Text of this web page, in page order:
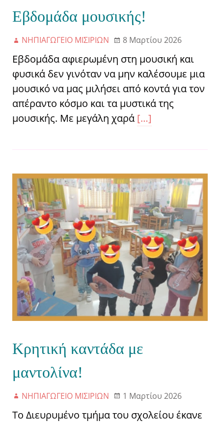
Εβδομάδα μουσικής!
ΝΗΠΙΑΓΩΓΕΙΟ ΜΙΣΙΡΙΩΝ 8 Μαρτίου 2026
Εβδομάδα αφιερωμένη στη μουσική και
φυσικά δεν γινόταν να μην καλέσουμε μια
μουσικό να μας μιλήσει από κοντά για τον
απέραντο κόσμο και τα μυστικά της
μουσικής. Με μεγάλη χαρά […]
Κρητική καντάδα με
μαντολίνα!
ΝΗΠΙΑΓΩΓΕΙΟ ΜΙΣΙΡΙΩΝ 1 Μαρτίου 2026
Το Διευρυμένο τμήμα του σχολείου έκανε